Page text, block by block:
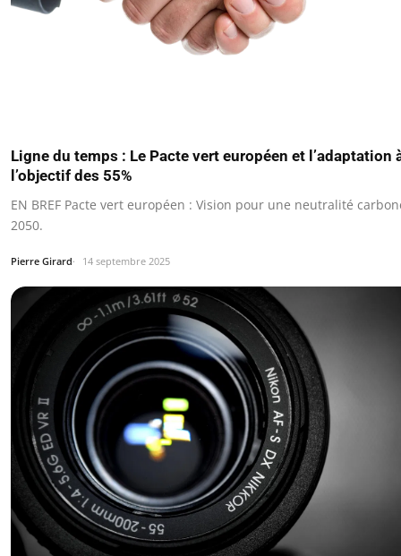
Ligne du temps : Le Pacte vert européen et l’adaptation
l’objectif des 55%
EN BREF Pacte vert européen : Vision pour une neutralité
2050.
Pierre Girard 14 septembre 2025